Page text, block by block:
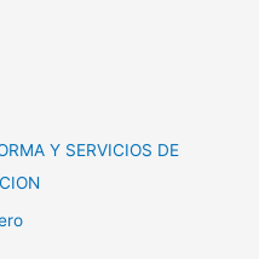
Y SERVICIOS DE